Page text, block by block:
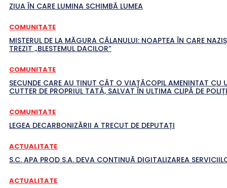
ZIUA ÎN CARE LUMINA SCHIMBĂ LUMEA
COMUNITATE
MISTERUL DE LA MĂGURA CĂLANULUI: NOAPTEA ÎN CARE
TREZIT „BLESTEMUL DACILOR”
COMUNITATE
SECUNDE CARE AU ȚINUT CÂT O VIAȚĂCOPIL AMENINȚAT CU
CUTTER DE PROPRIUL TATĂ, SALVAT ÎN ULTIMA CLIPĂ DE
COMUNITATE
LEGEA DECARBONIZĂRII A TRECUT DE DEPUTAȚI
ACTUALITATE
S.C. APA PROD S.A. DEVA CONTINUĂ DIGITALIZAREA
ACTUALITATE